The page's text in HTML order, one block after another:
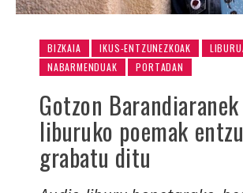
BIZKAIA IKUS-ENTZUNEZKOAK
NABARMENDUAK
PORTADAN
Gotzon Barandiaranek
liburuko poemak
grabatu ditu